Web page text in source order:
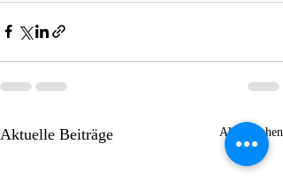
Aktuelle Beiträge Alle ansehen